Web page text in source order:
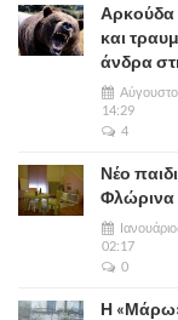
Αρκούδα
και
άνδρα
14:29
4
Νέο
Φλώρινα
02:17
0
Η